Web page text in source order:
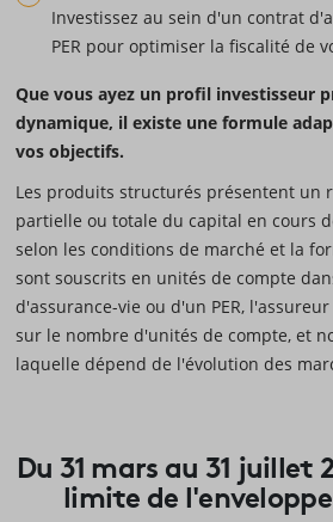
Investissez au sein d'un contrat
PER pour optimiser la fiscalité de
Que vous ayez un profil investisseur
dynamique, il existe une formule
vos objectifs.
Les produits structurés présentent un
partielle ou totale du capital en cours
selon les conditions de marché et la
sont souscrits en unités de compte
d'assurance-vie ou d'un PER,
sur le nombre d'unités de compte, et
laquelle dépend de l'évolution des
Du 31 mars au 31 juillet
limite de